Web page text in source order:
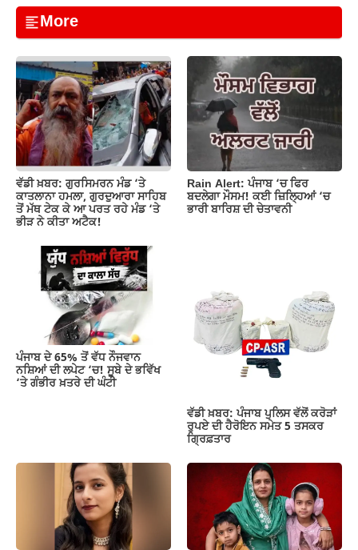
c
e
b
o
o
k
at
s
A
p
p
aile
gr
a
m
p
y
Li
n
k
ar
e
More
ਵੱਡੀ ਖ਼ਬਰ: ਗੁਰਸਿਮਰਨ ਮੰਡ ‘ਤੇ
ਕਾਤਲਾਨਾ ਹਮਲਾ, ਗੁਰਦੁਆਰਾ ਸਾਹਿਬ
ਤੋਂ ਮੱਥ ਟੇਕ ਕੇ ਆ ਪਰਤ ਰਹੇ ਮੰਡ ‘ਤੇ
ਭੀੜ ਨੇ ਕੀਤਾ ਅਟੈਕ!
Rain Alert: ਪੰਜਾਬ ‘ਚ ਫਿਰ
ਬਦਲੇਗਾ ਮੌਸਮ! ਕਈ ਜ਼ਿਲ੍ਹਿਆਂ ‘ਚ
ਭਾਰੀ ਬਾਰਿਸ਼ ਦੀ ਚੇਤਾਵਨੀ
ਪੰਜਾਬ ਦੇ 65% ਤੋਂ ਵੱਧ ਨੌਜਵਾਨ
ਨਸ਼ਿਆਂ ਦੀ ਲਪੇਟ ‘ਚ! ਸੂਬੇ ਦੇ ਭਵਿੱਖ
‘ਤੇ ਗੰਭੀਰ ਖ਼ਤਰੇ ਦੀ ਘੰਟੀ
ਵੱਡੀ ਖ਼ਬਰ: ਪੰਜਾਬ ਪੁਲਿਸ ਵੱਲੋਂ ਕਰੋੜਾਂ
ਰੁਪਏ ਦੀ ਹੈਰੋਇਨ ਸਮੇਤ 5 ਤਸਕਰ
ਗ੍ਰਿਫ਼ਤਾਰ